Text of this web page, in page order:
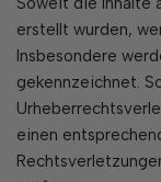
erstellt wurden,
Insbesondere
gekennzeichnet.
einen